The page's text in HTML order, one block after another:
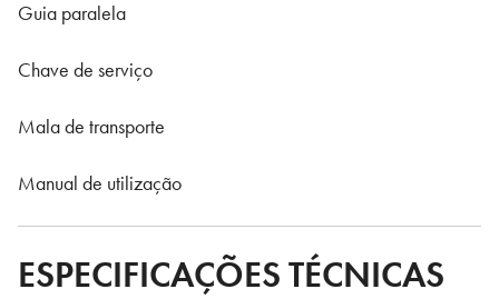
Guia paralela
Chave de serviço
Mala de transporte
Manual de utilização
ESPECIFICAÇÕES TÉCNICAS